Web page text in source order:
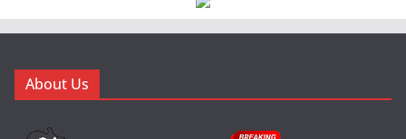
About Us